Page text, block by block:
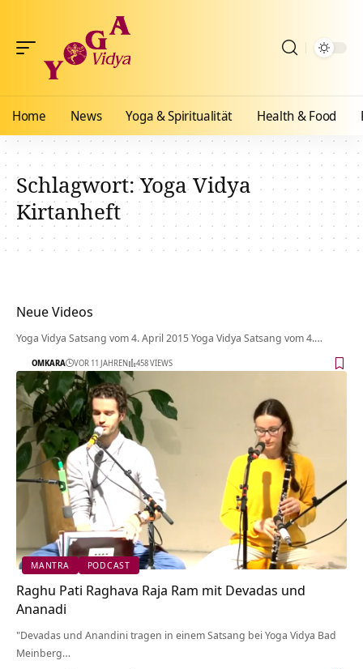
Home News Yoga & Spiritualität Health & Food
Schlagwort:Yoga Vidya
Kirtanheft
Neue Videos
Yoga Vidya Satsang vom 4. April 2015 Yoga Vidya Satsang vom 4.…
OMKARA VOR 11 JAHREN 458 VIEWS
MANTRA PODCAST
Raghu Pati Raghava Raja Ram mit Devadas und
Ananadi
"Devadas und Anandini tragen in einem Satsang bei Yoga Vidya Bad
Meinberg…